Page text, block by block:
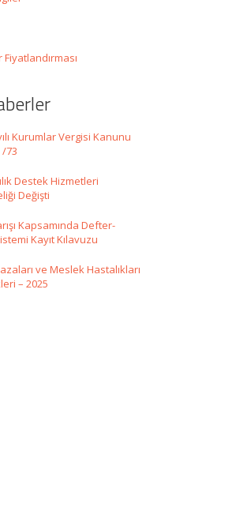
Kurumlar Vergisi Kanunu
73
Destek Hizmetleri
Değişti
Kapsamında Defter-
Kayıt Kılavuzu
ve Meslek Hastalıkları
– 2025